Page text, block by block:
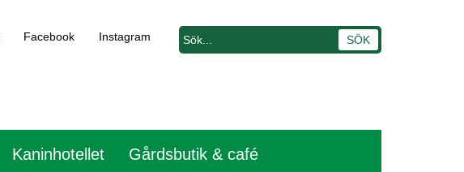
Facebook Instagram
Kaninhotellet Gårdsbutik & café